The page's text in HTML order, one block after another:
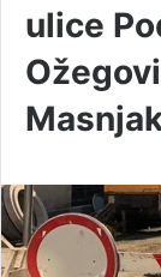
ulice